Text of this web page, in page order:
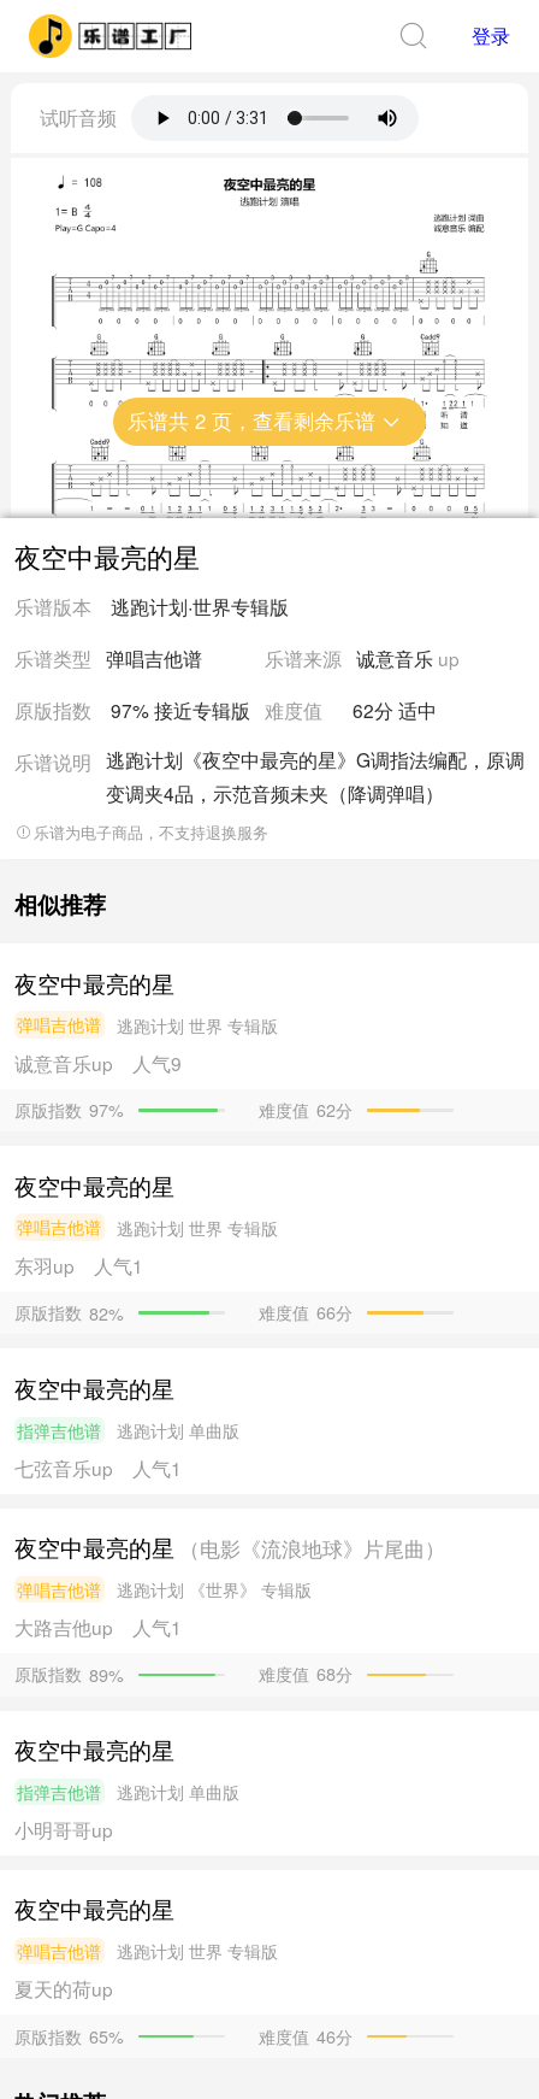
登录
试听音频
乐谱共 2页，查看剩余乐谱
夜空中最亮的星
乐谱版本 逃跑计划·世界专辑版
乐谱类型
弹唱吉他谱 乐谱来源 诚意音乐up
原版指数
97% 接近专辑版 难度值 62分 适中
乐谱说明 逃跑计划《夜空中最亮的星》G调指法编配，原调
变调夹4品，示范音频未夹（降调弹唱）
乐谱为电子商品，不支持退换服务
相似推荐
夜空中最亮的星
弹唱吉他谱 逃跑计划 世界 专辑版
诚意音乐up 人气9
原版指数 97% 难度值 62分
夜空中最亮的星
弹唱吉他谱 逃跑计划 世界 专辑版
东羽up 人气1
原版指数 82% 难度值 66分
夜空中最亮的星
指弹吉他谱 逃跑计划 单曲版
七弦音乐up 人气1
夜空中最亮的星 （电影《流浪地球》片尾曲）
弹唱吉他谱 逃跑计划 《世界》 专辑版
大路吉他up 人气1
原版指数 89% 难度值 68分
夜空中最亮的星
指弹吉他谱 逃跑计划 单曲版
小明哥哥up
夜空中最亮的星
弹唱吉他谱 逃跑计划 世界 专辑版
夏天的荷up
原版指数 65% 难度值 46分